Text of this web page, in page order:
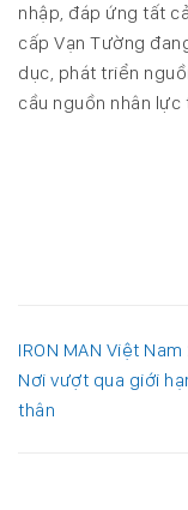
nhập, đáp ứng tất
cấp Vạn Tường
dục, phát triển
cầu nguồn nhân
IRON MAN Việt
Nơi vượt qua giới
thân